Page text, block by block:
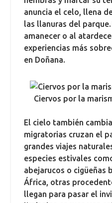
anuncia el celo, llena
las llanuras del
amanecer o al
experiencias más
en Doñana.
Ciervos por la
El cielo también
migratorias cruzan el
grandes viajes
especies estivales
abejarucos o cigüeñas
África, otras
llegan para pasar el